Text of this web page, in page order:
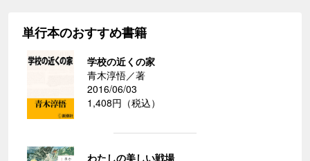
単行本のおすすめ書籍
学校の近くの家
青木淳悟／著
2016/06/03
1,408円（税込）
わたしの美しい戦場